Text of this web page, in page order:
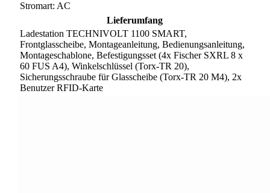
Stromart: AC
Lieferumfang
Ladestation TECHNIVOLT 1100 SMART,
Frontglasscheibe, Montageanleitung, Bedienungsanleitung,
Montageschablone, Befestigungsset (4x Fischer SXRL 8 x
60 FUS A4), Winkelschlüssel (Torx-TR 20),
Sicherungsschraube für Glasscheibe (Torx-TR 20 M4), 2x
Benutzer RFID-Karte